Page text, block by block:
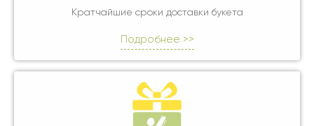
Кратчайшие сроки доставки букета
Подробнее >>